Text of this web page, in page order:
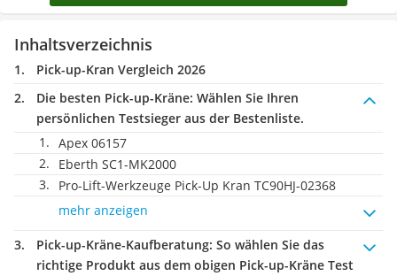
Inhaltsverzeichnis
Pick-up-Kran Vergleich 2026
Die besten Pick-up-Kräne: Wählen Sie Ihren
persönlichen Testsieger aus der Bestenliste.
Apex 06157
Eberth SC1-MK2000
Pro-Lift-Werkzeuge Pick-Up Kran TC90HJ-02368
mehr anzeigen
Pick-up-Kräne-Kaufberatung: So wählen Sie das
richtige Produkt aus dem obigen Pick-up-Kräne Test